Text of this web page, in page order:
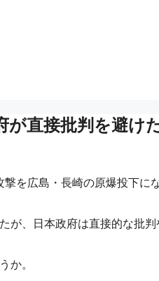
が直接批判を避け
を広島・長崎の原爆投下に
が、日本政府は直接的な批
か。